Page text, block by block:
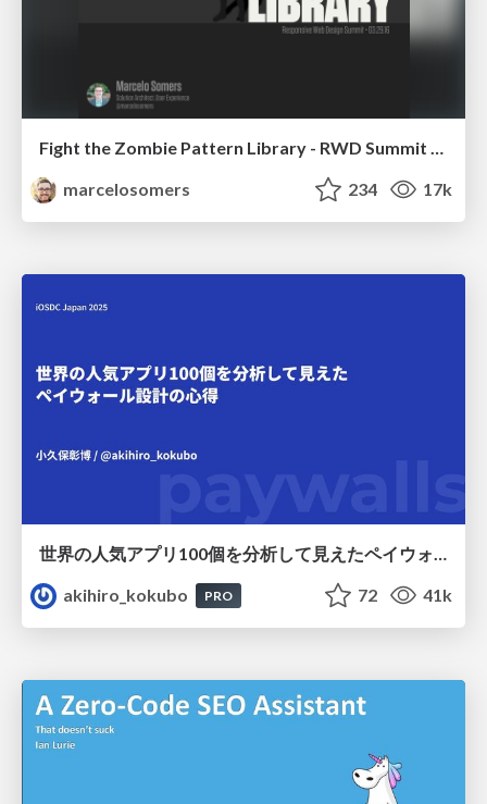
Fight the Zombie Pattern Library - RWD Summit 2016
marcelosomers
234 17k
akihiro_kokubo
PRO 72 41k